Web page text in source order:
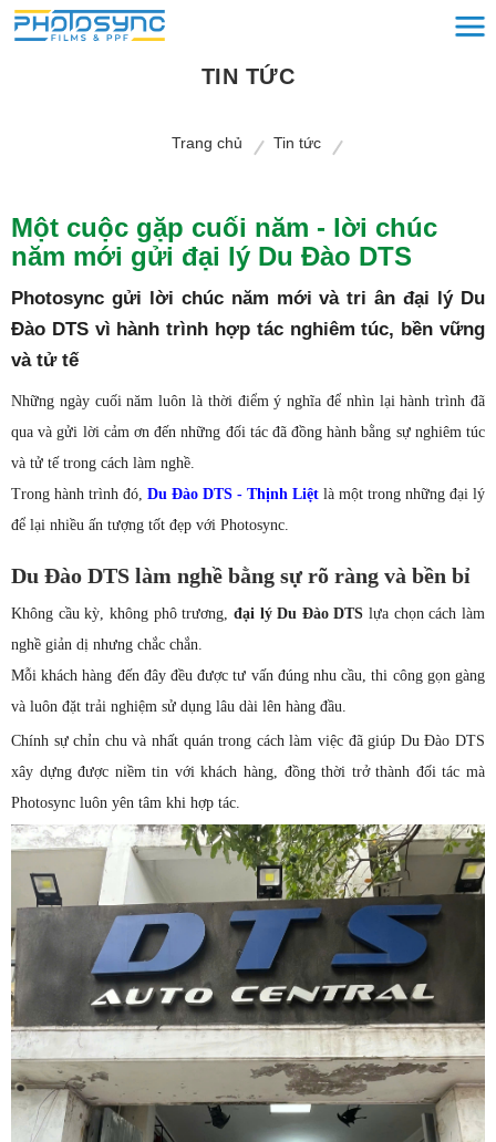
TIN TỨC
Trang chủ Tin tức
Một cuộc gặp cuối năm - lời chúc
năm mới gửi đại lý Du Đào DTS
Photosync gửi lời chúc năm mới và tri ân đại lý Du
Đào DTS vì hành trình hợp tác nghiêm túc, bền vững
và tử tế
Những ngày cuối năm luôn là thời điểm ý nghĩa để nhìn lại hành trình đã
qua và gửi lời cảm ơn đến những đối tác đã đồng hành bằng sự nghiêm túc
và tử tế trong cách làm nghề.
Trong hành trình đó, Du Đào DTS - Thịnh Liệt là một trong những đại lý
để lại nhiều ấn tượng tốt đẹp với Photosync.
Du Đào DTS làm nghề bằng sự rõ ràng và bền bỉ
Không cầu kỳ, không phô trương, đại lý Du Đào DTS lựa chọn cách làm
nghề giản dị nhưng chắc chắn.
Mỗi khách hàng đến đây đều được tư vấn đúng nhu cầu, thi công gọn gàng
và luôn đặt trải nghiệm sử dụng lâu dài lên hàng đầu.
Chính sự chỉn chu và nhất quán trong cách làm việc đã giúp Du Đào DTS
xây dựng được niềm tin với khách hàng, đồng thời trở thành đối tác mà
Photosync luôn yên tâm khi hợp tác.